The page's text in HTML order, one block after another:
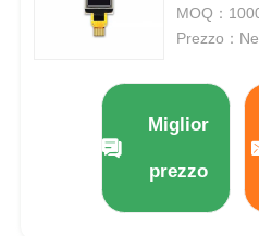
Visita alla fabbrica
Cd/M2
MOQ：
Prezzo：
Miglior
prezzo